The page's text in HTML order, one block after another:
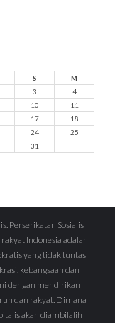
S
M
3
4
10
11
17
18
24
25
31
Perserikatan Sosialis
Indonesia adalah
yang tidak tuntas
kebangsaan dan
dengan mendirikan
dan rakyat. Dimana
akan diambilalih